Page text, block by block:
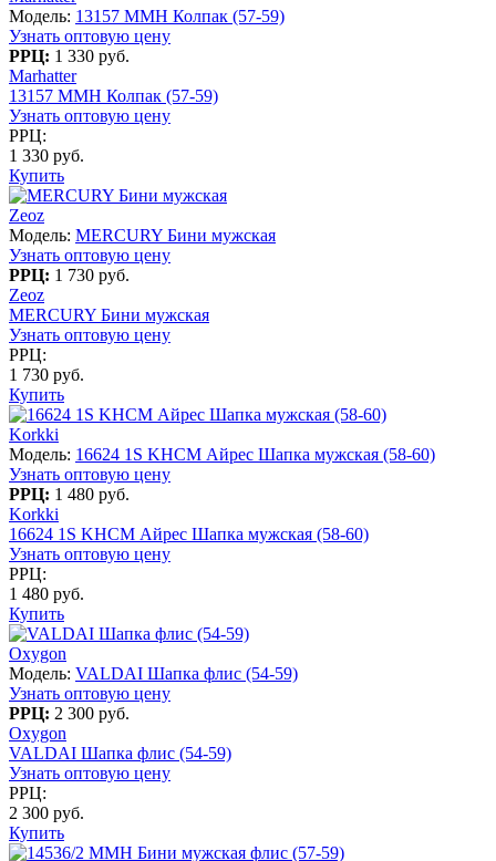
Модель: 13157 MMH Колпак (57-59)
Узнать оптовую цену
РРЦ: 1 330 руб.
Marhatter
13157 MMH Колпак (57-59)
Узнать оптовую цену
РРЦ:
1 330 руб.
Купить
Zeoz
Модель: MERCURY Бини мужская
Узнать оптовую цену
РРЦ: 1 730 руб.
Zeoz
MERCURY Бини мужская
Узнать оптовую цену
РРЦ:
1 730 руб.
Купить
Korkki
Модель: 16624 1S KHCM Айрес Шапка мужская (58-60)
Узнать оптовую цену
РРЦ: 1 480 руб.
Korkki
16624 1S KHCM Айрес Шапка мужская (58-60)
Узнать оптовую цену
РРЦ:
1 480 руб.
Купить
Oxygon
Модель: VALDAI Шапка флис (54-59)
Узнать оптовую цену
РРЦ: 2 300 руб.
Oxygon
VALDAI Шапка флис (54-59)
Узнать оптовую цену
РРЦ:
2 300 руб.
Купить